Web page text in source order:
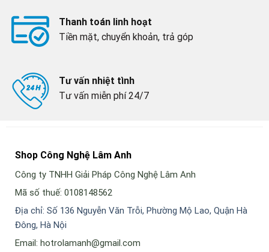
Thanh toán linh hoạt
Tiền mặt, chuyển khoản, trả góp
Tư vấn nhiệt tình
Tư vấn miễn phí 24/7
Shop Công Nghệ Lâm Anh
Công ty TNHH Giải Pháp Công Nghệ Lâm Anh
Mã số thuế: 0108148562
Địa chỉ: Số 136 Nguyễn Văn Trỗi, Phường Mộ Lao, Quận Hà
Đông, Hà Nội
Email: hotrolamanh@gmail.com